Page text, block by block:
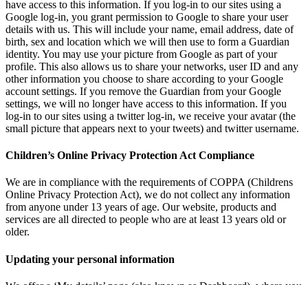
have access to this information. If you log-in to our sites using a
Google log-in, you grant permission to Google to share your user
details with us. This will include your name, email address, date of
birth, sex and location which we will then use to form a Guardian
identity. You may use your picture from Google as part of your
profile. This also allows us to share your networks, user ID and any
other information you choose to share according to your Google
account settings. If you remove the Guardian from your Google
settings, we will no longer have access to this information. If you
log-in to our sites using a twitter log-in, we receive your avatar (the
small picture that appears next to your tweets) and twitter username.
Children’s Online Privacy Protection Act Compliance
We are in compliance with the requirements of COPPA (Childrens
Online Privacy Protection Act), we do not collect any information
from anyone under 13 years of age. Our website, products and
services are all directed to people who are at least 13 years old or
older.
Updating your personal information